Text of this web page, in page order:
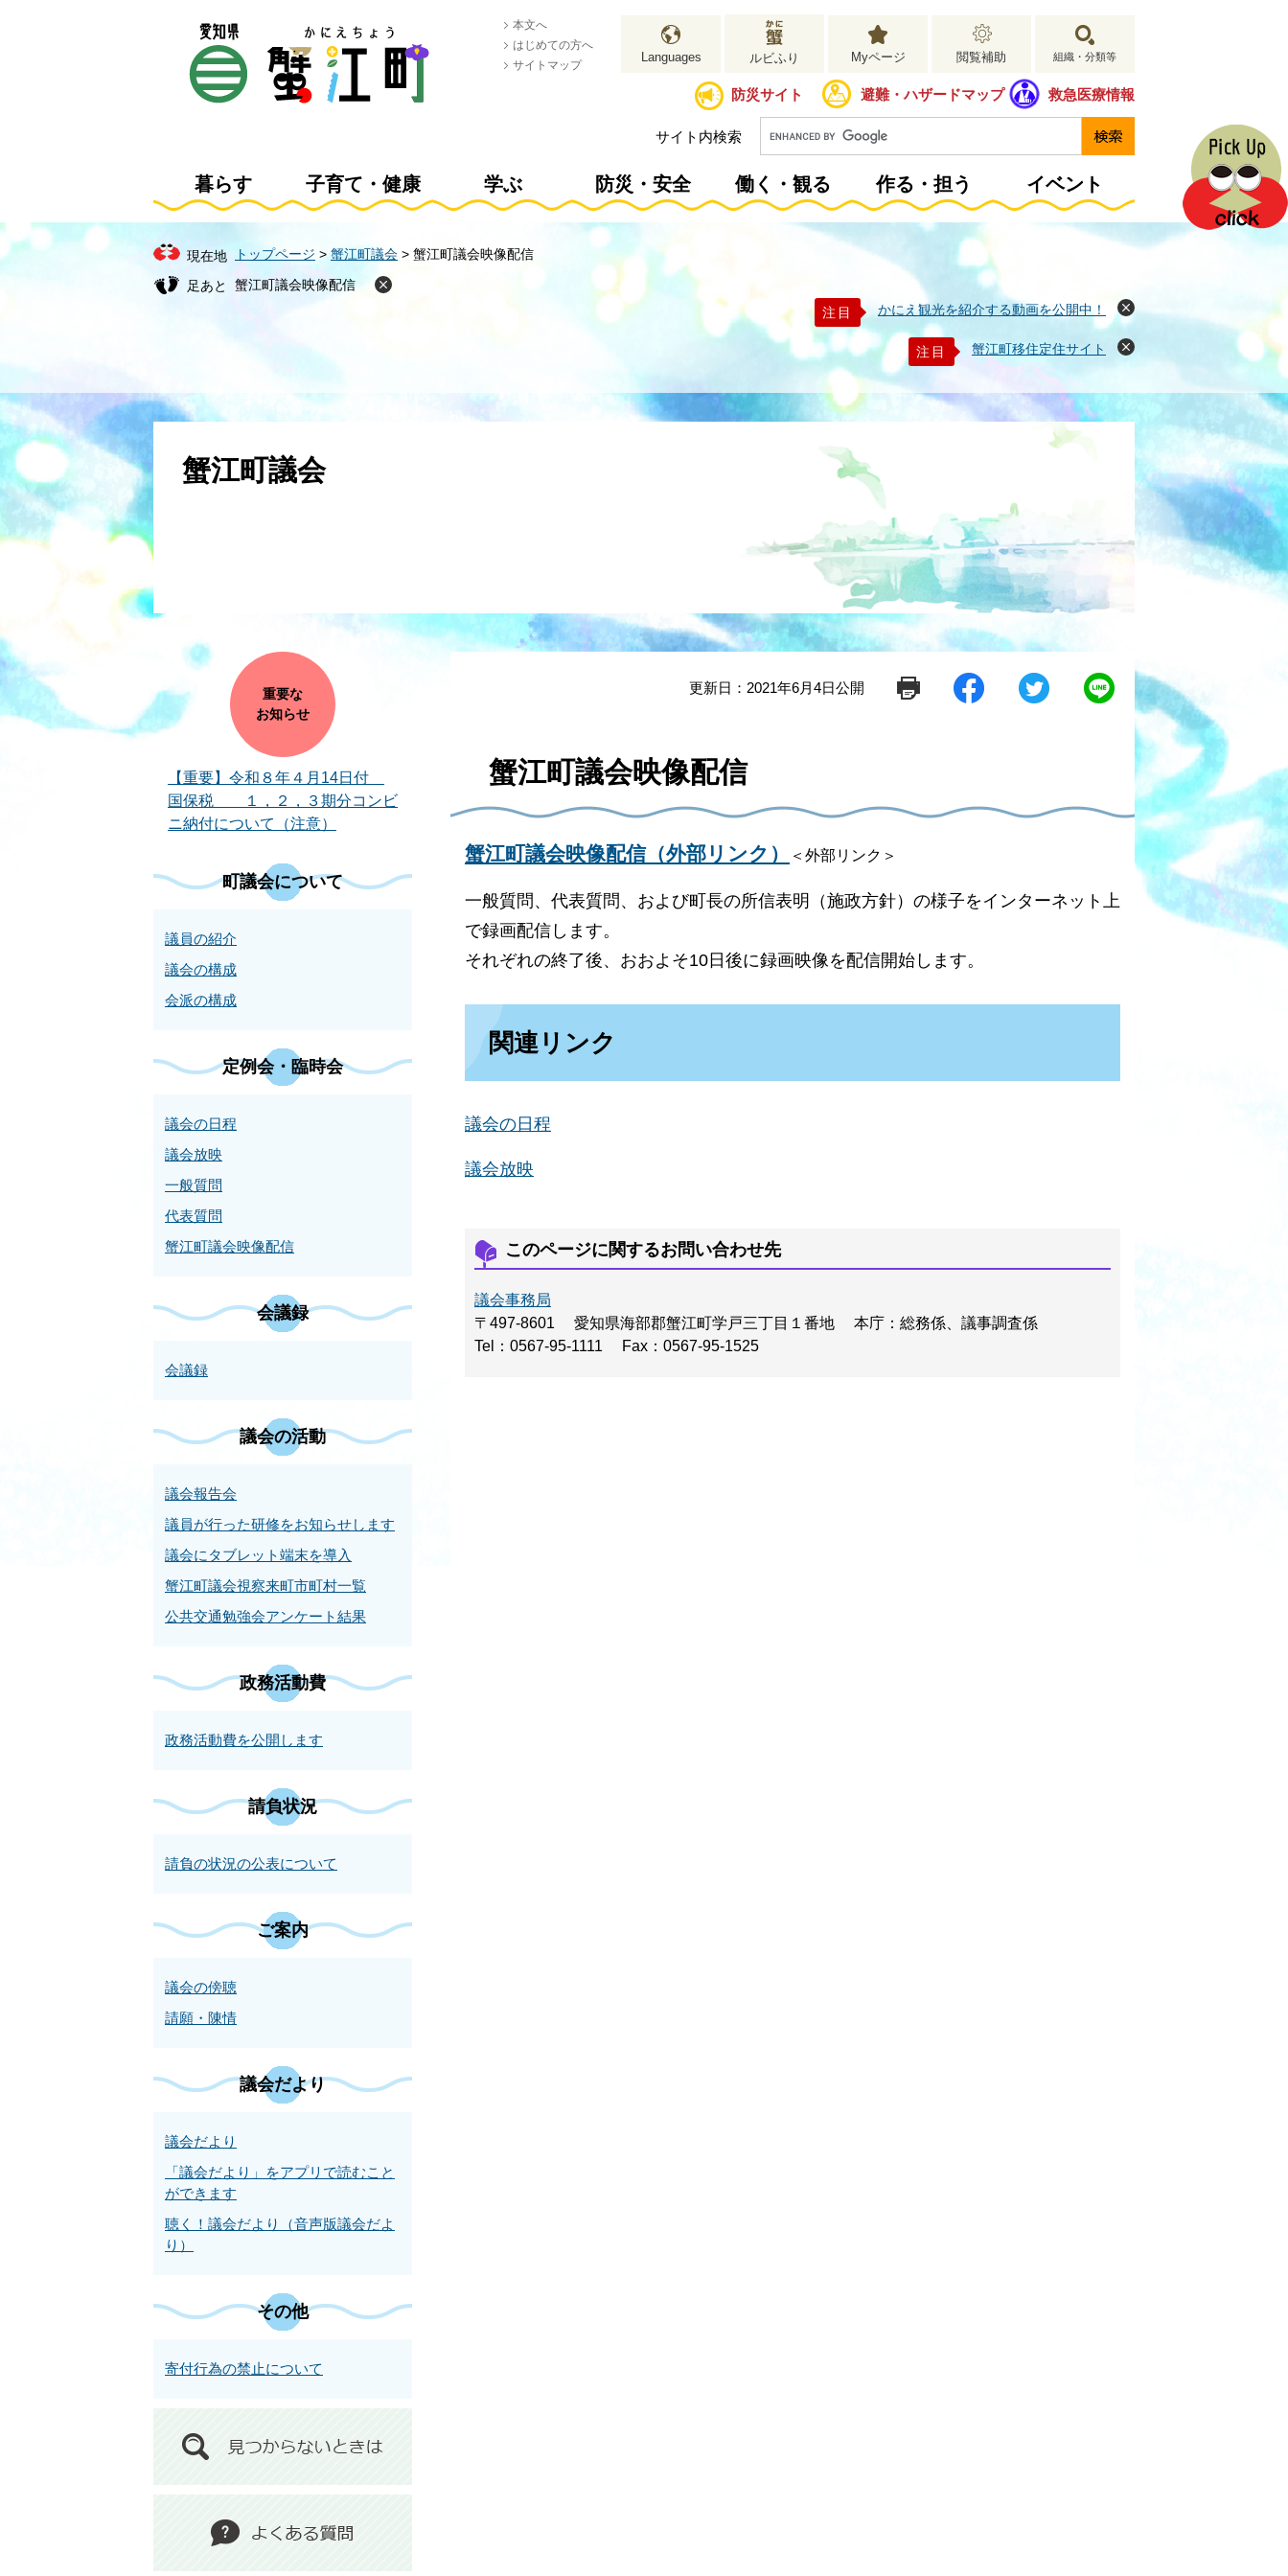
文
へ
本文へ
はじめての方へ
サイトマップ
Languages ルビふり Myページ 閲覧補助 組織・分類等
防災サイト 避難・ハザードマップ 救急医療情報
サイト内検索
暮らす 子育て・健康 学ぶ 防災・安全 働く・観る 作る・担う イベント
現在地 トップページ >蟹江町議会 > 蟹江町議会映像配信
蟹江町議会映像配信
注目
かにえ観光を紹介する動画を公開中！
閉
じ
る
注目 蟹江町移住定住サイト
閉
蟹江町議会
更新日：2021年6月4日公開
シ
ツ
L
蟹江町議会映像配信
蟹江町議会映像配信（外部リンク） ＜外部リンク＞
一般質問、代表質問、および町長の所信表明（施政方針）の様子をインターネット上
で録画配信します。
それぞれの終了後、おおよそ10日後に録画映像を配信開始します。
関連リンク
議会の日程
議会放映
このページに関するお問い合わせ先
議会事務局
〒497-8601
愛知県海部郡蟹江町学戸三丁目１番地
本庁：総務係、議事調査係
Tel：0567-95-1111
Fax：0567-95-1525
重要な
お知らせ
【重要】令和８年４月14日付
国保税 １，２，３期分コンビ
ニ納付について（注意）
町議会について
議員の紹介
議会の構成
会派の構成
定例会・臨時会
議会の日程
議会放映
一般質問
代表質問
蟹江町議会映像配信
会議録
会議録
議会の活動
議会報告会
議員が行った研修をお知らせします
議会にタブレット端末を導入
蟹江町議会視察来町市町村一覧
公共交通勉強会アンケート結果
政務活動費
政務活動費を公開します
請負状況
請負の状況の公表について
ご案内
議会の傍聴
請願・陳情
議会だより
議会だより
「議会だより」をアプリで読むこと
ができます
聴く！議会だより（音声版議会だよ
り）
その他
寄付行為の禁止について